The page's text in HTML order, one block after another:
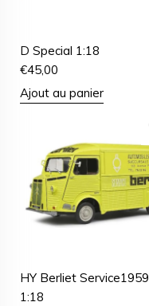
D Special 1:18
€45,00
Ajout au panier
HY Berliet Service1959
1:18